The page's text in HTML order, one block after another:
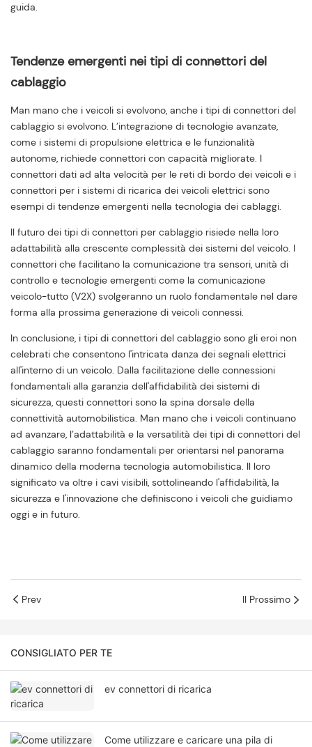
guida.
Tendenze emergenti nei tipi di connettori del
cablaggio
Man mano che i veicoli si evolvono, anche i tipi di connettori del
cablaggio si evolvono. L’integrazione di tecnologie avanzate,
come i sistemi di propulsione elettrica e le funzionalità
autonome, richiede connettori con capacità migliorate. I
connettori dati ad alta velocità per le reti di bordo dei veicoli e i
connettori per i sistemi di ricarica dei veicoli elettrici sono
esempi di tendenze emergenti nella tecnologia dei cablaggi.
Il futuro dei tipi di connettori per cablaggio risiede nella loro
adattabilità alla crescente complessità dei sistemi del veicolo. I
connettori che facilitano la comunicazione tra sensori, unità di
controllo e tecnologie emergenti come la comunicazione
veicolo-tutto (V2X) svolgeranno un ruolo fondamentale nel dare
forma alla prossima generazione di veicoli connessi.
In conclusione, i tipi di connettori del cablaggio sono gli eroi non
celebrati che consentono l'intricata danza dei segnali elettrici
all'interno di un veicolo. Dalla facilitazione delle connessioni
fondamentali alla garanzia dell'affidabilità dei sistemi di
sicurezza, questi connettori sono la spina dorsale della
connettività automobilistica. Man mano che i veicoli continuano
ad avanzare, l’adattabilità e la versatilità dei tipi di connettori del
cablaggio saranno fondamentali per orientarsi nel panorama
dinamico della moderna tecnologia automobilistica. Il loro
significato va oltre i cavi visibili, sottolineando l'affidabilità, la
sicurezza e l'innovazione che definiscono i veicoli che guidiamo
oggi e in futuro.
Prev Il Prossimo
CONSIGLIATO PER TE
ev connettori di ricarica
Come utilizzare e caricare una pila di